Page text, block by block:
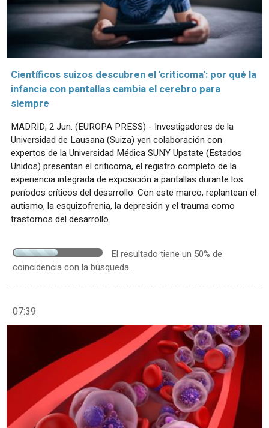
Científicos suizos descubren el 'criticoma': por qué la
infancia con pantallas cambia el cerebro para
siempre
MADRID, 2 Jun. (EUROPA PRESS) - Investigadores de la
Universidad de Lausana (Suiza) yen colaboración con
expertos de la Universidad Médica SUNY Upstate (Estados
Unidos) presentan el criticoma, el registro completo de la
experiencia integrada de exposición a pantallas durante los
períodos críticos del desarrollo. Con este marco, replantean el
autismo, la esquizofrenia, la depresión y el trauma como
trastornos del desarrollo.
El resultado tiene un 50% de
coincidencia con la búsqueda.
07:39